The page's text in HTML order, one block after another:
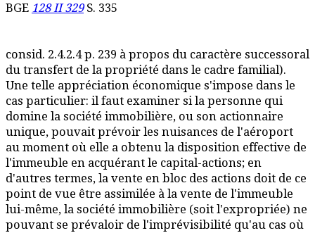
BGE 128 II 329S. 335
consid. 2.4.2.4 p. 239 à propos du caractère successoral
du transfert de la propriété dans le cadre familial).
Une telle appréciation économique s'impose dans le
cas particulier: il faut examiner si la personne qui
domine la société immobilière, ou son actionnaire
unique, pouvait prévoir les nuisances de l'aéroport
au moment où elle a obtenu la disposition effective de
l'immeuble en acquérant le capital-actions; en
d'autres termes, la vente en bloc des actions doit de ce
point de vue être assimilée à la vente de l'immeuble
lui-même, la société immobilière (soit l'expropriée) ne
pouvant se prévaloir de l'imprévisibilité qu'au cas où